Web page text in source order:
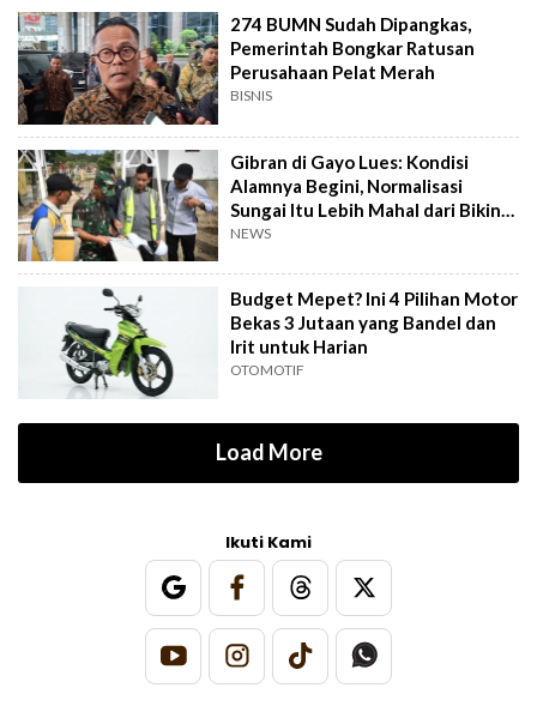
274 BUMN Sudah Dipangkas,
Pemerintah Bongkar Ratusan
Perusahaan Pelat Merah
BISNIS
Gibran di Gayo Lues: Kondisi
Alamnya Begini, Normalisasi
Sungai Itu Lebih Mahal dari Bikin
Jembatan
NEWS
Budget Mepet? Ini 4 Pilihan Motor
Bekas 3 Jutaan yang Bandel dan
Irit untuk Harian
OTOMOTIF
Load More
Ikuti Kami